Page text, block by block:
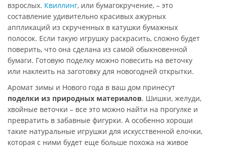
взрослых. Квиллинг, или бумагокручение, – это
составление удивительно красивых ажурных
аппликаций из скрученных в катушки бумажных
полосок. Если такую игрушку раскрасить, сложно будет
поверить, что она сделана из самой обыкновенной
бумаги. Готовую поделку можно повесить на веточку
или наклеить на заготовку для новогодней открытки.
Аромат зимы и Нового года в ваш дом принесут
поделки из природных материалов. Шишки, желуди,
хвойные веточки – все это можно найти на прогулке и
превратить в забавные фигурки. А особенно хороши
такие натуральные игрушки для искусственной елочки,
которая с ними будет еще больше похожа на живое